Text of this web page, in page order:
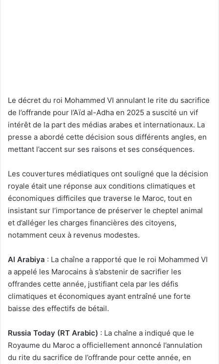
Le décret du roi Mohammed VI annulant le rite du sacrifice
de l’offrande pour l’Aïd al-Adha en 2025 a suscité un vif
intérêt de la part des médias arabes et internationaux. La
presse a abordé cette décision sous différents angles, en
mettant l’accent sur ses raisons et ses conséquences.
Les couvertures médiatiques ont souligné que la décision
royale était une réponse aux conditions climatiques et
économiques difficiles que traverse le Maroc, tout en
insistant sur l’importance de préserver le cheptel animal
et d’alléger les charges financières des citoyens,
notamment ceux à revenus modestes.
Al Arabiya : La chaîne a rapporté que le roi Mohammed VI
a appelé les Marocains à s’abstenir de sacrifier les
offrandes cette année, justifiant cela par les défis
climatiques et économiques ayant entraîné une forte
baisse des effectifs de bétail.
Russia Today (RT Arabic) : La chaîne a indiqué que le
Royaume du Maroc a officiellement annoncé l’annulation
du rite du sacrifice de l’offrande pour cette année, en